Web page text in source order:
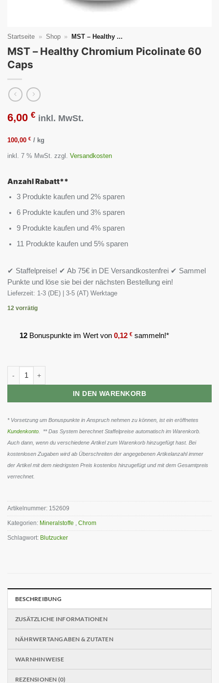
Startseite » Shop » MST – Healthy ...
MST – Healthy Chromium Picolinate 60
Caps
6,00 € inkl. MwSt.
100,00 € / kg
inkl. 7 % MwSt. zzgl. Versandkosten
Anzahl Rabatt**
3 Produkte kaufen und 2% sparen
6 Produkte kaufen und 3% sparen
9 Produkte kaufen und 4% sparen
11 Produkte kaufen und 5% sparen
✔ Staffelpreise! ✔ Ab 75€ in DE Versandkostenfrei ✔ Sammel
Punkte und löse sie bei der nächsten Bestellung ein!
Lieferzeit: 1-3 (DE) | 3-5 (AT) Werktage
12 vorrätig
12 Bonuspunkte im Wert von 0,12 € sammeln!*
MST - Healthy Chromium Picolinate 60 Caps Menge
IN DEN WARENKORB
* Vorsetzung um Bonuspunkte in Anspruch nehmen zu können, ist ein eröffnetes
Kundenkonto . ** Das System berechnet Staffelpreise automatisch im Warenkorb.
Auch dann, wenn du verschiedene Artikel zum Warenkorb hinzugefügt hast. Bei
kostenlosen Zugaben wird ab Überschreiten der angegebenen Artikelanzahl immer
der Artikel mit dem niedrigsten Preis kostenlos hinzugefügt und mit dem Gesamtpreis
verrechnet.
Artikelnummer: 152609
Kategorien: Mineralstoffe , Chrom
Schlagwort: Blutzucker
BESCHREIBUNG
ZUSÄTZLICHE INFORMATIONEN
NÄHRWERTANGABEN & ZUTATEN
WARNHINWEISE
REZENSIONEN (0)